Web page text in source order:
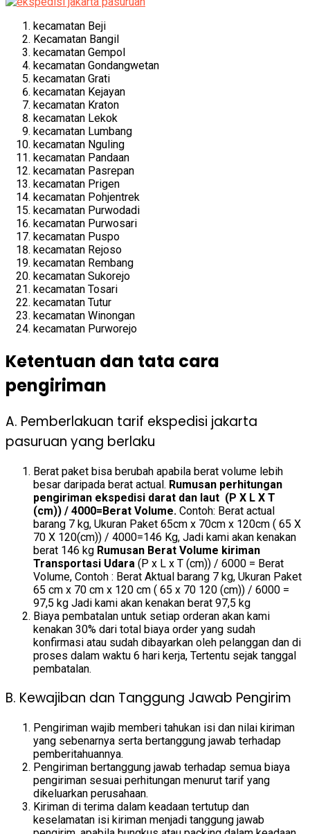
kecamatan Beji
Kecamatan Bangil
kecamatan Gempol
kecamatan Gondangwetan
kecamatan Grati
kecamatan Kejayan
kecamatan Kraton
kecamatan Lekok
kecamatan Lumbang
kecamatan Nguling
kecamatan Pandaan
kecamatan Pasrepan
kecamatan Prigen
kecamatan Pohjentrek
kecamatan Purwodadi
kecamatan Purwosari
kecamatan Puspo
kecamatan Rejoso
kecamatan Rembang
kecamatan Sukorejo
kecamatan Tosari
kecamatan Tutur
kecamatan Winongan
kecamatan Purworejo
Ketentuan dan tata cara
pengiriman
A. Pemberlakuan tarif ekspedisi jakarta
pasuruan yang berlaku
Berat paket bisa berubah apabila berat volume lebih
besar daripada berat actual. Rumusan perhitungan
pengiriman ekspedisi darat dan laut (P X L X T
(cm)) / 4000=Berat Volume. Contoh: Berat actual
barang 7 kg, Ukuran Paket 65cm x 70cm x 120cm ( 65 X
70 X 120(cm)) / 4000=146 Kg, Jadi kami akan kenakan
berat 146 kg Rumusan Berat Volume kiriman
Transportasi Udara (P x L x T (cm)) / 6000 = Berat
Volume, Contoh : Berat Aktual barang 7 kg, Ukuran Paket
65 cm x 70 cm x 120 cm ( 65 x 70 120 (cm)) / 6000 =
97,5 kg Jadi kami akan kenakan berat 97,5 kg
Biaya pembatalan untuk setiap orderan akan kami
kenakan 30% dari total biaya order yang sudah
konfirmasi atau sudah dibayarkan oleh pelanggan dan di
proses dalam waktu 6 hari kerja, Tertentu sejak tanggal
pembatalan.
B. Kewajiban dan Tanggung Jawab Pengirim
Pengiriman wajib memberi tahukan isi dan nilai kiriman
yang sebenarnya serta bertanggung jawab terhadap
pemberitahuannya.
Pengiriman bertanggung jawab terhadap semua biaya
pengiriman sesuai perhitungan menurut tarif yang
dikeluarkan perusahaan.
Kiriman di terima dalam keadaan tertutup dan
keselamatan isi kiriman menjadi tanggung jawab